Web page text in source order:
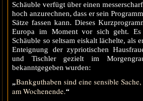
Schäuble verfügt über einen
hoch anzurechnen, dass er sein
Sätze fassen kann. Dieses
Europa im Moment vor sich geht.
Schäuble so seltsam eiskalt lächelte, als
Enteignung der zypriotischen
und Tischler gezielt im
bekanntgegeben wurden:
„Bankguthaben sind eine sensible
am Wochenende.“